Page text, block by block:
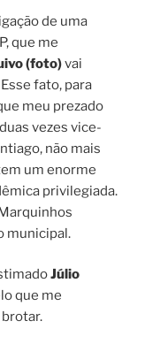
de uma
que me
(foto)vai
fato, para
meu prezado
vezes vice-
não mais
um enorme
privilegiada.
municipal.
Júlio
que me